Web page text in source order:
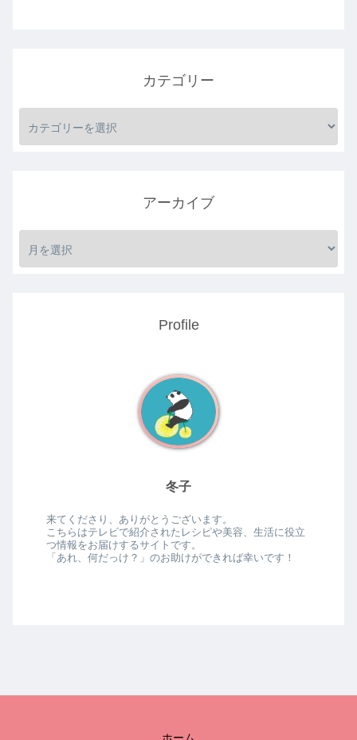
カテゴリー
アーカイブ
Profile
冬子
来てくださり、ありがとうございます。
こちらはテレビで紹介されたレシピや美容、生活に役立
つ情報をお届けするサイトです。
「あれ、何だっけ？」のお助けができれば幸いです！